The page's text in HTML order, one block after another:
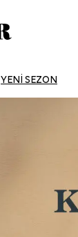
YENİ SEZON